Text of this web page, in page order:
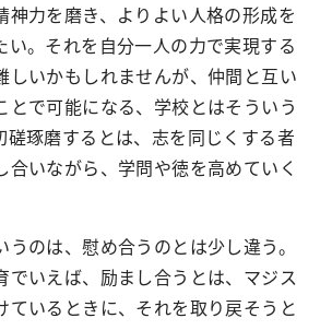
神力を磨き、よりよい人格の形成を
い。それを自分一人の力で実現する
しいかもしれませんが、仲間と互い
とで可能になる、学校とはそういう
磋琢磨するとは、志を同じくする者
合いながら、学問や徳を高めていく
のは、慰め合うのとは少し違う。
でいえば、励まし合うとは、マジス
ているときに、それを取り戻そうと